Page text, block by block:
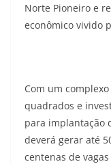
Norte Pioneiro e
econômico vivido
Com um
quadrados e
para implantação
deverá gerar até
centenas de